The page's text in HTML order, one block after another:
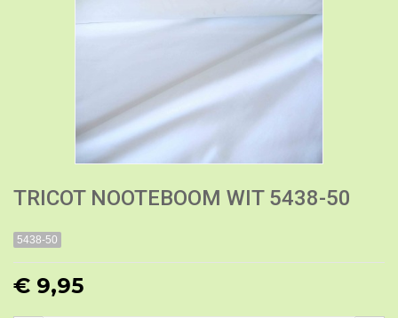
TRICOT NOOTEBOOM WIT 5438-50
5438-50
€ 9,95